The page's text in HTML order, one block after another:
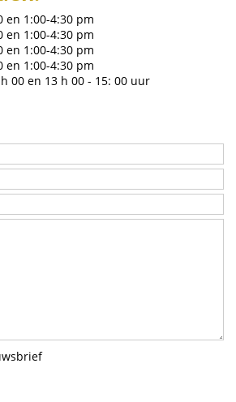
en 1:00-4:30 pm
en 1:00-4:30 pm
en 1:00-4:30 pm
en 1:00-4:30 pm
00 en 13 h 00 - 15: 00 uur